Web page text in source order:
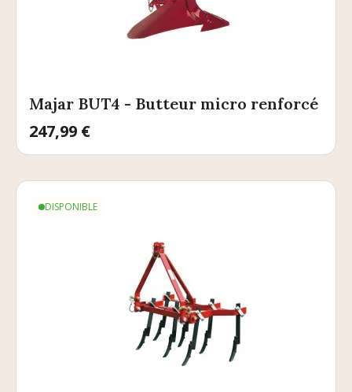
Majar BUT4 - Butteur micro renforcé
Prix
247,99 €
DISPONIBLE